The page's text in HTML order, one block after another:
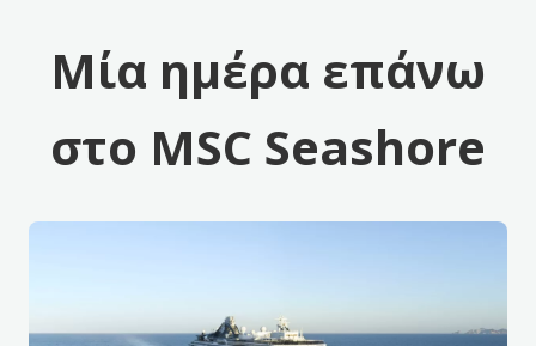
Μία ημέρα επάνω
στο MSC Seashore